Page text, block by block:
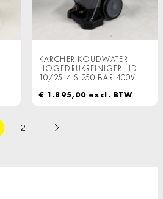
KARCHER KOUDWATER
HOGEDRUKREINIGER HD
10/25-4 S 250 BAR 400V
€ 1.895,00 excl. BTW
2